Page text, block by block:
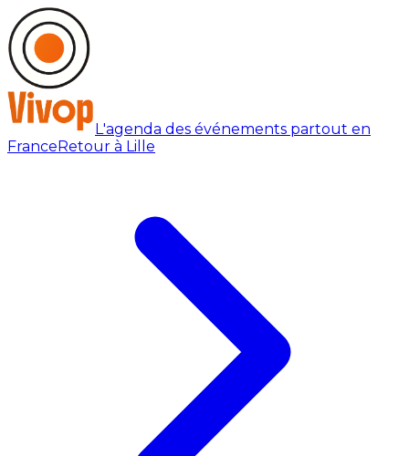
L'agenda des événements partout en
FranceRetour à Lille